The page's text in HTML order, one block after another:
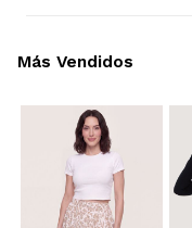
Más Vendidos